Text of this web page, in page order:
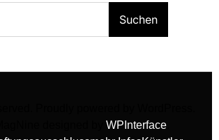
Suchen
WPInterface.